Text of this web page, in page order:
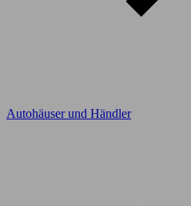
Autohäuser und Händler